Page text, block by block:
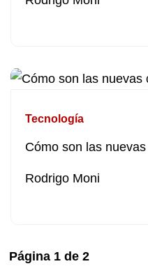
Tecnología
Cómo son las
Rodrigo Moni
Página 1 de 2